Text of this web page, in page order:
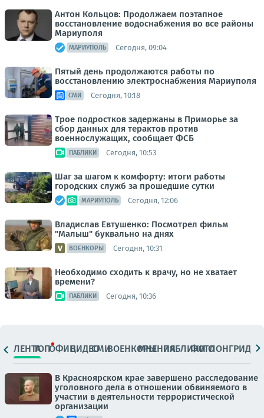
Антон Кольцов: Продолжаем поэтапное
восстановление водоснабжения во все районы
Мариуполя
МАРИУПОЛЬ Сегодня, 09:04
Пятый день продолжаются работы по
восстановлению электроснабжения Мариуполя
СМИ Сегодня, 10:18
Трое подростков задержаны в Приморье за
сбор данных для терактов против
военнослужащих, сообщает ФСБ
ПАБЛИКИ Сегодня, 10:53
Шаг за шагом к комфорту: итоги работы
городских служб за прошедшие сутки
МАРИУПОЛЬ Сегодня, 12:06
Владислав Евтушенко: Посмотрел фильм
"Малыш" буквально на днях
ВОЕНКОРЫ Сегодня, 10:31
Необходимо сходить к врачу, но не хватает
времени?
ПАБЛИКИ Сегодня, 10:36
ЛЕНТАТОПОФИЦ.ВИДЕОСМИВОЕНКОРЫМНЕНИЯПАБЛИКИ
ФОТОЛОНГРИДЫ
В Красноярском крае завершено расследование
уголовного дела в отношении обвиняемого в
участии в деятельности террористической
организации